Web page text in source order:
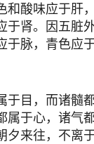
和酸味应于肝
于肾。因五脏
于脉，青色应
于目，而诸髓
属于心，诸气
夕来往，不离